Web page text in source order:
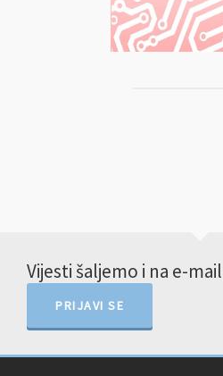
Vijesti šaljemo i na e-
PRIJAVI SE